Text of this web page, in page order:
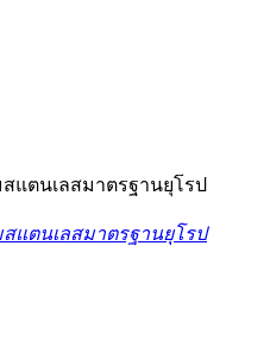
แตนเลสมาตรฐานยุโรป
แตนเลสมาตรฐานยุโรป